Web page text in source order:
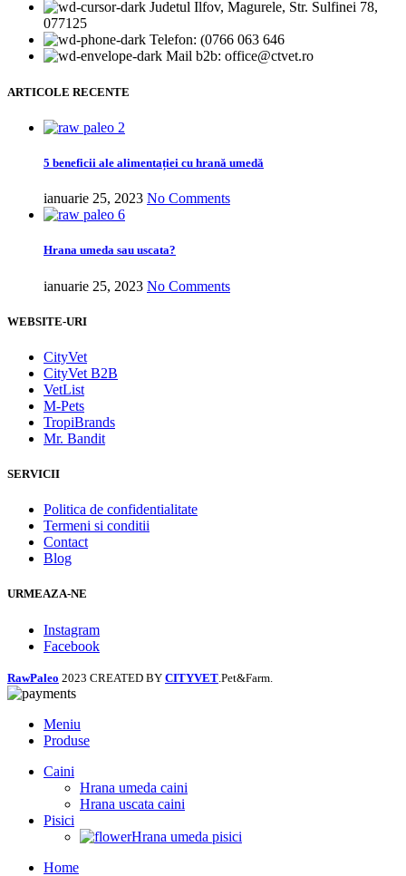
Judetul Ilfov, Magurele, Str. Sulfinei 78,
077125
Telefon: (0766 063 646
Mail b2b: office@ctvet.ro
ARTICOLE RECENTE
5 beneficii ale alimentației cu hrană umedă
ianuarie 25, 2023 No Comments
Hrana umeda sau uscata?
ianuarie 25, 2023 No Comments
WEBSITE-URI
CityVet
CityVet B2B
VetList
M-Pets
TropiBrands
Mr. Bandit
SERVICII
Politica de confidentialitate
Termeni si conditii
Contact
Blog
URMEAZA-NE
Instagram
Facebook
RawPaleo 2023 CREATED BY CITYVET .Pet&Farm.
Meniu
Produse
Caini
Hrana umeda caini
Hrana uscata caini
Pisici
Hrana umeda pisici
Home